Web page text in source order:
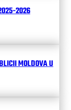
2026
MOLDOVA U